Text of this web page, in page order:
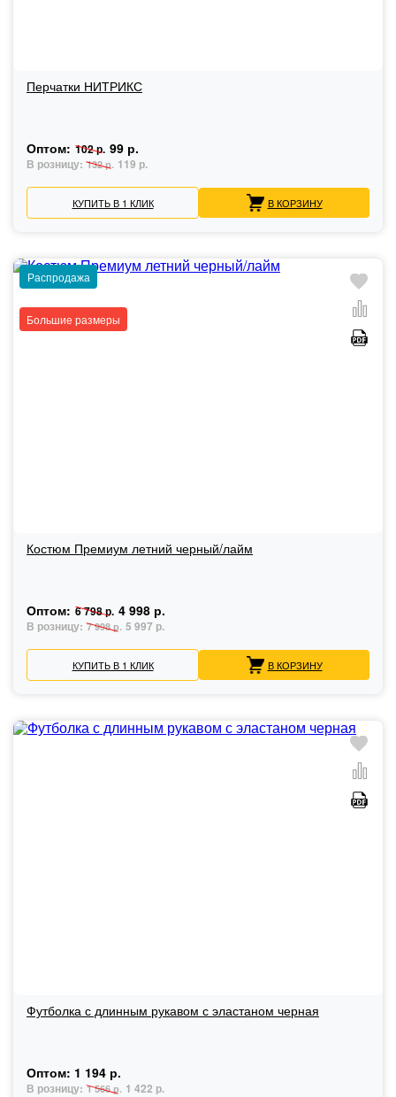
Перчатки НИТРИКС
Оптом: 102 р. 99 р.
В розницу: 132 р. 119 р.
КУПИТЬ В 1 КЛИК В КОРЗИНУ
Распродажа
Большие размеры
Костюм Премиум летний черный/лайм
Оптом: 6 798 р. 4 998 р.
В розницу: 7 998 р. 5 997 р.
КУПИТЬ В 1 КЛИК В КОРЗИНУ
Футболка с длинным рукавом с эластаном черная
Оптом: 1 194 р.
В розницу: 1 566 р. 1 422 р.